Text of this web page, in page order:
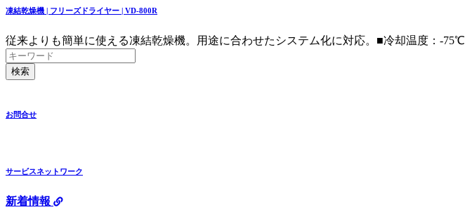
凍結乾燥機 | フリーズドライヤー | VD-800R
従来よりも簡単に使える凍結乾燥機。用途に合わせたシステム化に対応。 ■冷却温度：-
検索
お問合せ
サービスネットワーク
新着情報